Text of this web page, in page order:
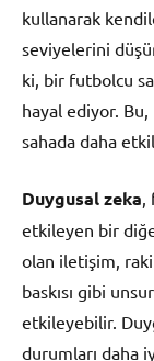
kullanarak
seviyelerini
ki, bir futbolcu
hayal ediyor.
sahada daha
Duygusal zeka,
etkileyen bir
olan iletişim,
baskısı gibi
etkileyebilir.
durumları daha